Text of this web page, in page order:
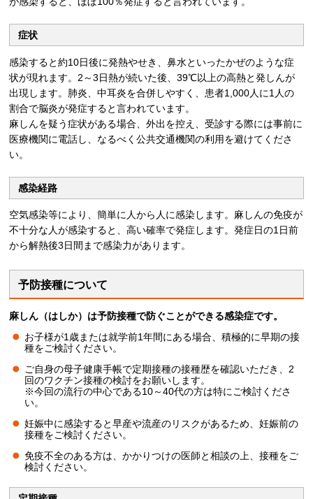
症状
感染すると約10日後に発熱やせき、鼻水といったかぜのような症
状が現れます。2～3日熱が続いた後、39℃以上の高熱と発しんが
出現します。肺炎、中耳炎を合併しやすく、患者1,000人に1人の
割合で脳炎が発症すると言われています。
麻しんを疑う症状がある場合、外出を控え、受診する際には事前に
医療機関に電話し、なるべく公共交通機関の利用を避けてくださ
い。
感染経路
空気感染等により、簡単に人から人に感染します。麻しんの免疫が
不十分な人が感染すると、高い確率で発症します。発症日の1日前
から解熱後3日間まで感染力があります。
予防接種について
麻しん（はしか）は予防接種で防ぐことができる感染症です。
お子様が1歳または就学前1年間にある場合、積極的に早期の接
種をご検討ください。
ご自身の母子健康手帳で定期接種の接種歴を確認いただき、2
回のワクチン接種の検討をお願いします。
※今回の流行の中心である10～40代の方は特にご検討くださ
い。
妊娠中に感染すると早産や流産のリスクがあるため、妊娠前の
接種をご検討ください。
免疫不全のある方は、かかりつけの医師と相談の上、接種をご
検討ください。